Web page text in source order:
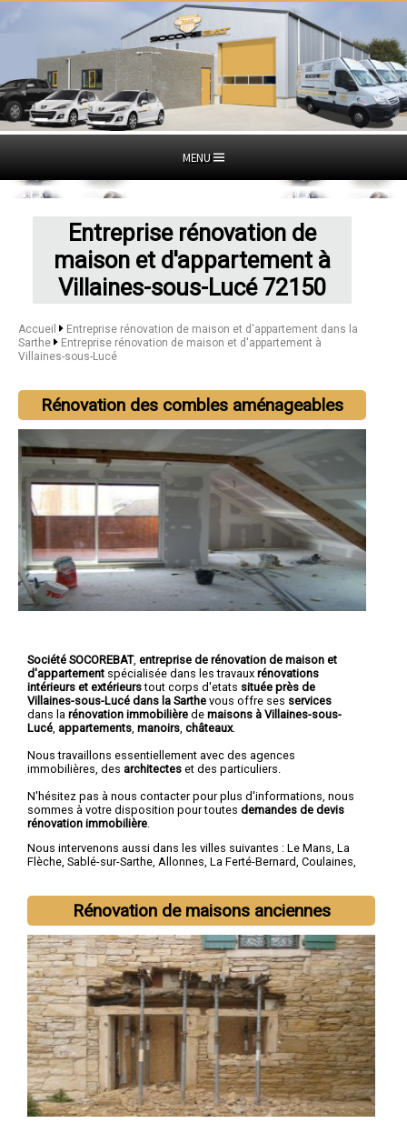
MENU
Entreprise rénovation de
maison et d'appartement à
Villaines-sous-Lucé 72150
Accueil
Entreprise rénovation de maison et d'appartement dans la
Sarthe
Entreprise rénovation de maison et d'appartement à
Villaines-sous-Lucé
Rénovation des combles aménageables
Société SOCOREBAT, entreprise de rénovation de maison et
d'appartement spécialisée dans les travaux rénovations
intérieurs et extérieurstout corps d'etats située près de
Villaines-sous-Lucé dans la Sarthe vous offre ses services
dans la rénovation immobilière de maisons à Villaines-sous-
Lucé appartements manoirs châteaux.
Nous travaillons essentiellement avec des agences
immobilières, des architectes et des particuliers.
N'hésitez pas à nous contacter pour plus d'informations, nous
sommes à votre disposition pour toutes demandes de devis
rénovation immobilière
Nous intervenons aussi dans les villes suivantes : Le Mans, La
Flèche, Sablé-sur-Sarthe, Allonnes, La Ferté-Bernard, Coulaines,
Rénovation de maisons anciennes